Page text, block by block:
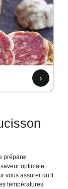
›
préparer
optimale
vous assurer qu'il
températures